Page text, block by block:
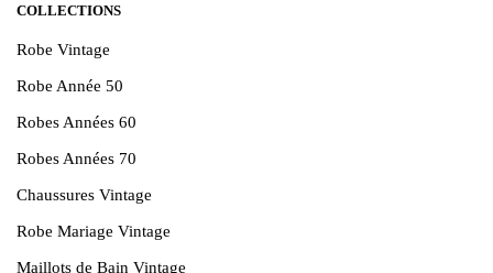
COLLECTIONS
Robe Vintage
Robe Année 50
Robes Années 60
Robes Années 70
Chaussures Vintage
Robe Mariage Vintage
Maillots de Bain Vintage